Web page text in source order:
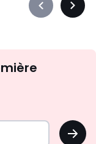
Précédent
OK